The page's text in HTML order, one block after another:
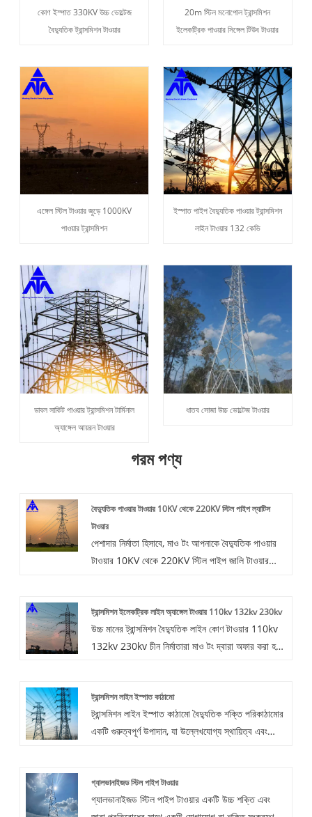
কোণ ইস্পাত 330KV উচ্চ ভোল্টেজ
বৈদ্যুতিক ট্রান্সমিশন টাওয়ার
20m স্টিল মনোপোল ট্রান্সমিশন
ইলেকট্রিক পাওয়ার সিঙ্গেল টিউব টাওয়ার
এঙ্গেল স্টিল টাওয়ার জুড়ে 1000KV
পাওয়ার ট্রান্সমিশন
ইস্পাত পাইপ বৈদ্যুতিক পাওয়ার ট্রান্সমিশন
লাইন টাওয়ার 132 কেভি
ডাবল সার্কিট পাওয়ার ট্রান্সমিশন টার্মিনাল
অ্যাঙ্গেল আয়রন টাওয়ার
ধাতব সোজা উচ্চ ভোল্টেজ টাওয়ার
গরম পণ্য
বৈদ্যুতিক পাওয়ার টাওয়ার 10KV থেকে 220KV স্টিল পাইপ ল্যাটিস
টাওয়ার
পেশাদার নির্মাতা হিসাবে, মাও টং আপনাকে বৈদ্যুতিক পাওয়ার
টাওয়ার 10KV থেকে 220KV স্টিল পাইপ জালি টাওয়ার
ট্রান্সমিশন ইলেকট্রিক লাইন অ্যাঙ্গেল টাওয়ার 110kv 132kv 230kv
উচ্চ মানের ট্রান্সমিশন বৈদ্যুতিক লাইন কোণ টাওয়ার 110kv
132kv 230kv চীন নির্মাতারা মাও টং দ্বারা অফার করা হয়।
ট্রান্সমিশন লাইন ইস্পাত কাঠামো
ট্রান্সমিশন লাইন ইস্পাত কাঠামো বৈদ্যুতিক শক্তি পরিকাঠামোর
একটি গুরুত্বপূর্ণ উপাদান, যা উল্লেখযোগ্য স্থায়িত্ব এবং
চমৎকার সিসমিক পারফরম্যান্স এবং প্রক্রিয়াকরণ এবং
ইনস্টলেশনের সহজতা সহ স্টিলের সুবিধাগুলিকে কাজে লাগায়।
গ্যালভানাইজড স্টিল পাইপ টাওয়ার
গ্যালভানাইজড স্টিল পাইপ টাওয়ার একটি উচ্চ শক্তি এবং